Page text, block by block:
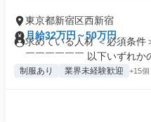
東京都新宿区西新宿
月給32万円～50万円
求めている人材 ＜必須条件
￣￣￣￣￣￣ 以下いずれか
制服あり 業界未経験歓迎 +15個